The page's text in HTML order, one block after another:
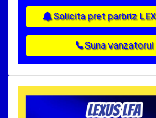
Solicita pret parbriz
Suna vanzatorul